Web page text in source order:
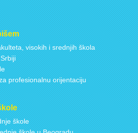
visokih i srednjih škola
profesionalnu orijentaciju
škole